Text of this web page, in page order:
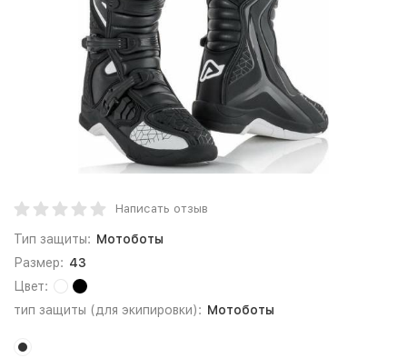
Написать отзыв
Тип защиты: Мотоботы
Размер: 43
Цвет:
тип защиты (для экипировки): Мотоботы